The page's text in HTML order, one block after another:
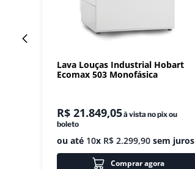
Lava Louças Industrial Hobart
Ecomax 503 Monofásica
R$ 21.849,05à vista no pix ou
boleto
ou até 10x R$ 2.299,90sem juros
Comprar agora